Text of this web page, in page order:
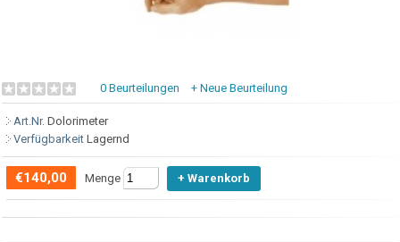
0 Beurteilungen + Neue Beurteilung
Art.Nr. Dolorimeter
Verfügbarkeit Lagernd
€140,00 Menge